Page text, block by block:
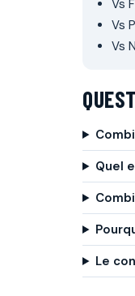
Vs
Vs
Vs
Quel
Le